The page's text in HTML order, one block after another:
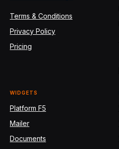
Terms & Conditions
Privacy Policy
Pricing
WIDGETS
Platform F5
Mailer
Documents